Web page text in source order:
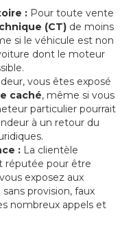
: Pour toute vente
(CT) de moins
si le véhicule est non
dont le moteur
vous êtes exposé
caché, même si vous
particulier pourrait
à un retour du
: La clientèle
réputée pour être
exposez aux
provision, faux
nombreux appels et